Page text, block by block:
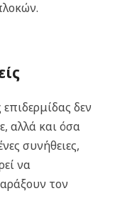
δεν
αλλά και όσα
συνήθειες,
να
τον